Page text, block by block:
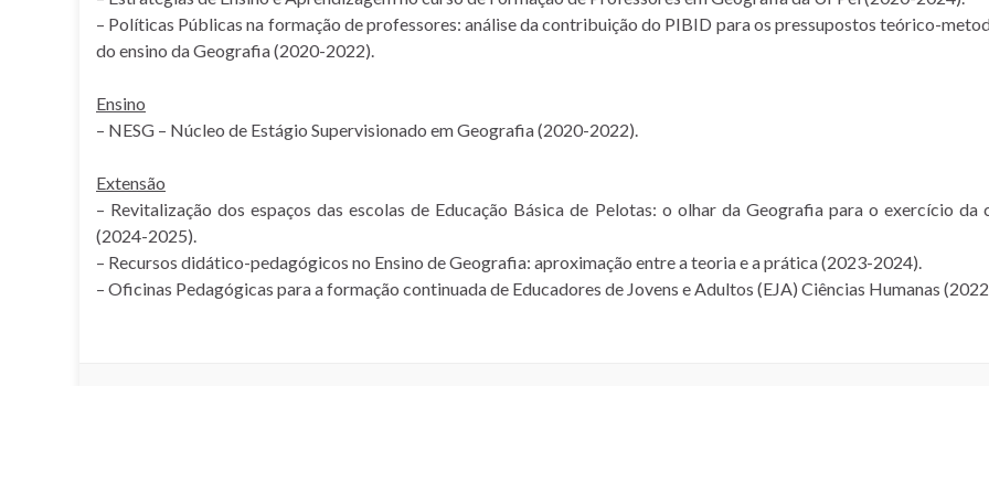
– Políticas Públicas na formação de professores: análise da contribuição do PIBID para os pressupostos teórico-
do ensino da Geografia (2020-2022).
Ensino
– NESG – Núcleo de Estágio Supervisionado em Geografia (2020-2022).
Extensão
– Revitalização dos espaços das escolas de Educação Básica de Pelotas: o olhar da Geografia para o exercício da
(2024-2025).
– Recursos didático-pedagógicos no Ensino de Geografia: aproximação entre a teoria e a prática (2023-2024).
– Oficinas Pedagógicas para a formação continuada de Educadores de Jovens e Adultos (EJA) Ciências Humanas